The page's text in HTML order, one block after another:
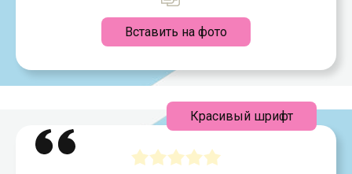
Вставить на фото
Красивый шрифт